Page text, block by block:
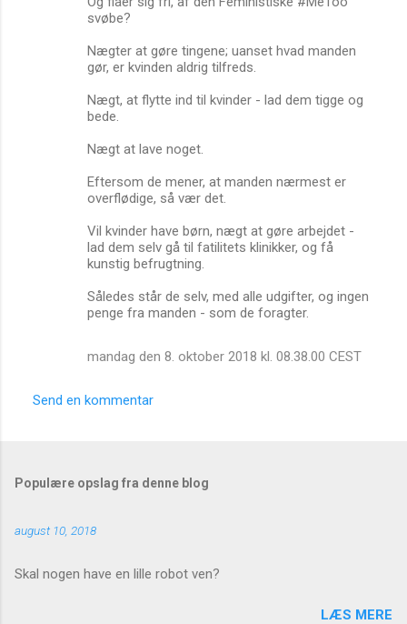
svøbe?
Nægter at gøre tingene; uanset hvad manden
gør, er kvinden aldrig tilfreds.
Nægt, at flytte ind til kvinder - lad dem tigge og
bede.
Nægt at lave noget.
Eftersom de mener, at manden nærmest er
overflødige, så vær det.
Vil kvinder have børn, nægt at gøre arbejdet -
lad dem selv gå til fatilitets klinikker, og få
kunstig befrugtning.
Således står de selv, med alle udgifter, og ingen
penge fra manden - som de foragter.
mandag den 8. oktober 2018 kl. 08.38.00 CEST
Send en kommentar
Populære opslag fra denne blog
august 10, 2018
Skal nogen have en lille robot ven?
LÆS MERE